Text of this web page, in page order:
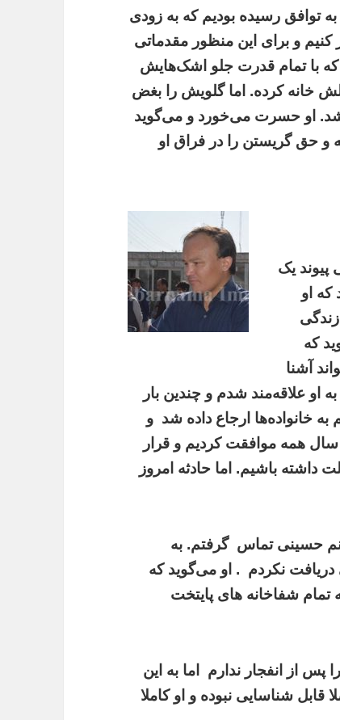
توافق رسیده بودیم که به زودی
کنیم و برای این منظور مقدماتی
با تمام قدرت جلو اشک‌هایش
خانه کرده. اما گلویش را بغض
او حسرت می‌خورد و می‌گوید
و حق گریستن را در فراق او
یک
که او
که
آشنا
علاقه‌مند شدم و چندین بار
خانواده‌ها ارجاع داده شد و
سال همه موافقت کردیم و قرار
باشیم. اما حادثه امروز
حسینی تماس گرفتم. به
دریافت نکردم . او می‌گوید که
شفاخانه‌ های پایتخت
پس از انفجار ندارم
اما به این
شناسایی نبوده و او کاملا